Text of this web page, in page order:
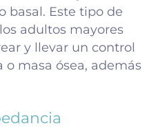
basal. Este tipo de
adultos mayores
y llevar un control
masa ósea, además